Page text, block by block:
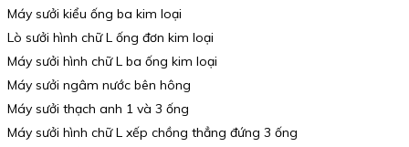
Máy sưởi kiểu ống ba kim loại
Lò sưởi hình chữ L ống đơn kim loại
Máy sưởi hình chữ L ba ống kim loại
Máy sưởi ngâm nước bên hông
Máy sưởi thạch anh 1 và 3 ống
Máy sưởi hình chữ L xếp chồng thẳng đứng 3 ống